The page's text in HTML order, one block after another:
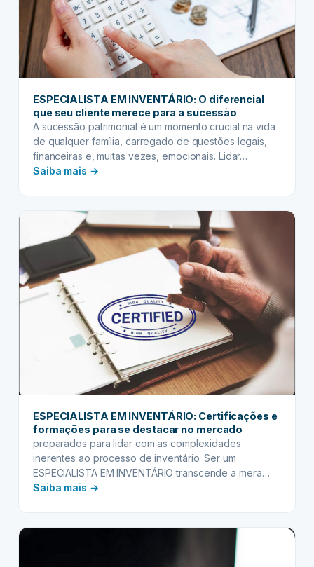
ESPECIALISTA EM INVENTÁRIO: O diferencial
que seu cliente merece para a sucessão
A sucessão patrimonial é um momento crucial na vida
de qualquer família, carregado de questões legais,
financeiras e, muitas vezes, emocionais. Lidar…
Saiba mais →:
O
diferencial
que
cliente
merece
para
a
sucessão
ESPECIALISTA EM INVENTÁRIO: Certificações e
formações para se destacar no mercado
preparados para lidar com as complexidades
inerentes ao processo de inventário. Ser um
ESPECIALISTA EM INVENTÁRIO transcende a mera
execução de trâmites…
Saiba mais →: